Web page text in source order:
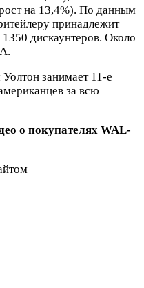
на 13,4%). По данным
принадлежит
дискаунтеров. Около
занимает 11-е
за всю
о покупателях WAL-